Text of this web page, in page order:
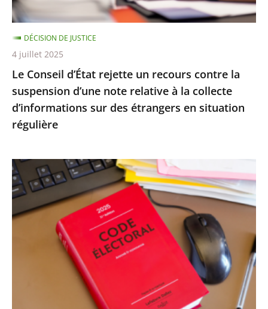
suspension
d’une
note
relative
à
la
collecte
d’informations
des
étrangers
en
situation
Le Conseil d’État rejette un recours contre la
suspension d’une note relative à la collecte
d’informations sur des étrangers en situation
régulière
DÉCISION DE JUSTICE
4 juillet 2025
Le
Conseil
d’État
confirme